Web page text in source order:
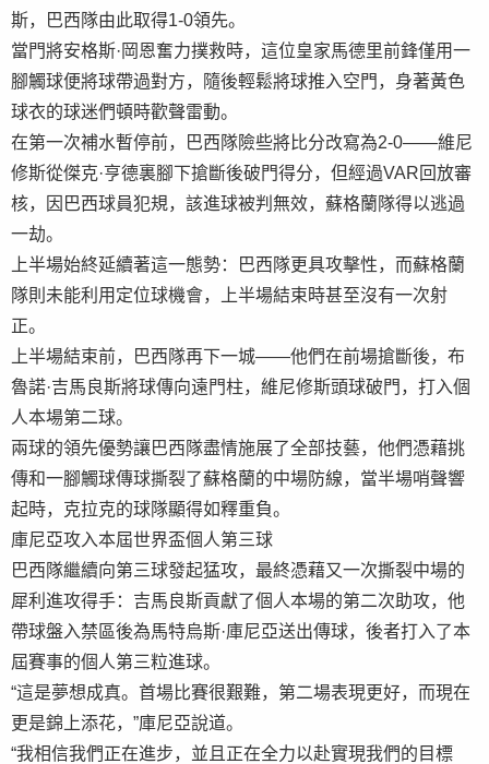
斯，巴西隊由此取得1-0領先。
當門將安格斯·岡恩奮力撲救時，這位皇家馬德里前鋒僅用一
腳觸球便將球帶過對方，隨後輕鬆將球推入空門，身著黃色
球衣的球迷們頓時歡聲雷動。
在第一次補水暫停前，巴西隊險些將比分改寫為2-0——維尼
修斯從傑克·亨德裏腳下搶斷後破門得分，但經過VAR回放審
核，因巴西球員犯規，該進球被判無效，蘇格蘭隊得以逃過
一劫。
上半場始終延續著這一態勢：巴西隊更具攻擊性，而蘇格蘭
隊則未能利用定位球機會，上半場結束時甚至沒有一次射
正。
上半場結束前，巴西隊再下一城——他們在前場搶斷後，布
魯諾·吉馬良斯將球傳向遠門柱，維尼修斯頭球破門，打入個
人本場第二球。
兩球的領先優勢讓巴西隊盡情施展了全部技藝，他們憑藉挑
傳和一腳觸球傳球撕裂了蘇格蘭的中場防線，當半場哨聲響
起時，克拉克的球隊顯得如釋重負。
庫尼亞攻入本屆世界盃個人第三球
巴西隊繼續向第三球發起猛攻，最終憑藉又一次撕裂中場的
犀利進攻得手：吉馬良斯貢獻了個人本場的第二次助攻，他
帶球盤入禁區後為馬特烏斯·庫尼亞送出傳球，後者打入了本
屆賽事的個人第三粒進球。
“這是夢想成真。首場比賽很艱難，第二場表現更好，而現在
更是錦上添花，”庫尼亞說道。
“我相信我們正在進步，並且正在全力以赴實現我們的目標